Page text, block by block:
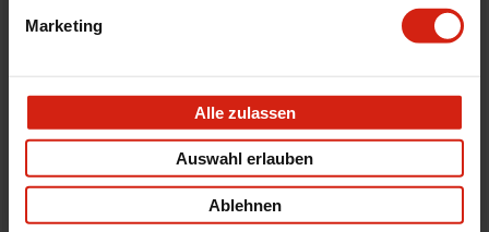
Marketing
Alle zulassen
Auswahl erlauben
Ablehnen
Bestellt vor 16:00 Uhr
Nicht zufrieden?
Du hast immer eine 14-tägige Rückgabefrist um deine
Bestellung zurück zu geben.
Professioneller Rat nötig?